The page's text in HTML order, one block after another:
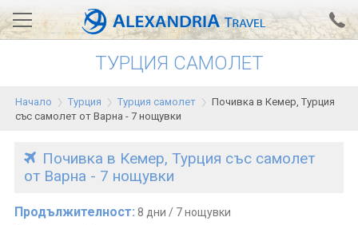
Вход за агенти Проверка на резервация
АЛЕКСАНДРИЯ хотели
Турция
Гърция
ТУРЦИЯ САМОЛЕТ
Начало Турция Турция самолет
Почивка в Кемер, Турция
със самолет от Варна - 7 нощувки
Почивка в Кемер, Турция със самолет
от Варна - 7 нощувки
Продължителност: 8 дни / 7 нощувки